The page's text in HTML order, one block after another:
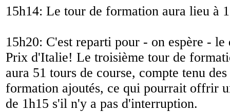
15h14: Le tour de formation aura lieu à
15h20: C'est reparti pour - on espère - le
Prix d'Italie! Le troisième tour de
aura 51 tours de course, compte tenu
formation ajoutés, ce qui pourrait offrir
de 1h15 s'il n'y a pas d'interruption.